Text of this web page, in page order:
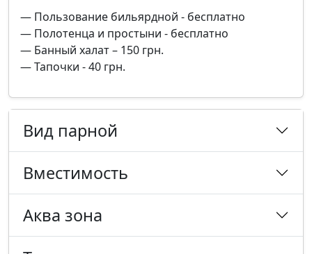
— Пользование бильярдной - бесплатно
— Полотенца и простыни - бесплатно
— Банный халат – 150 грн.
— Тапочки - 40 грн.
Вид парной
Вместимость
Аква зона